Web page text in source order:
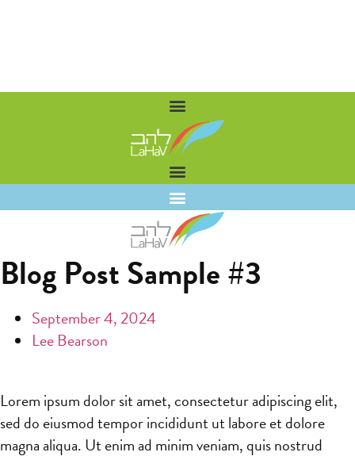
Blog Post Sample #3
September 4, 2024
Lee Bearson
Lorem ipsum dolor sit amet, consectetur adipiscing elit,
sed do eiusmod tempor incididunt ut labore et dolore
magna aliqua. Ut enim ad minim veniam, quis nostrud